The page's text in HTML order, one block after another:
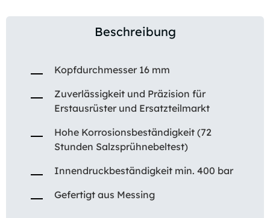
Beschreibung
Kopfdurchmesser 16 mm
Zuverlässigkeit und Präzision für
Erstausrüster und Ersatzteilmarkt
Hohe Korrosionsbeständigkeit (72
Stunden Salzsprühnebeltest)
Innendruckbeständigkeit min. 400 bar
Gefertigt aus Messing